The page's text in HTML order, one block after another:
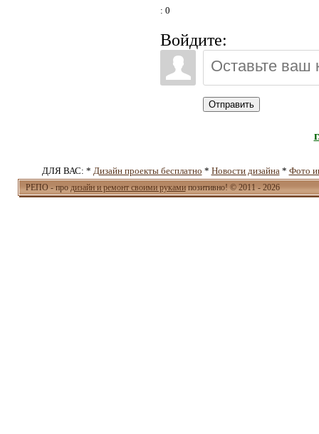
: 0
Войдите:
Отправить
ДЛЯ ВАС: * Дизайн проекты бесплатно * Новости дизайна* Фото
РЕПО - продизайн и ремонт своими рукамипозитивно! © 2011 - 2026